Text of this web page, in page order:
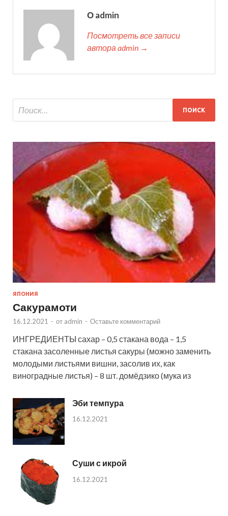
О admin
Посмотреть все записи
автора admin →
ЯПОНИЯ
Сакурамоти
16.12.2021 - от admin - Оставьте комментарий
ИНГРЕДИЕНТЫ сахар – 0,5 стакана вода – 1,5
стакана засоленные листья сакуры (можно заменить
молодыми листьями вишни, засолив их, как
виноградные листья) – 8 шт. домёдзико (мука из
Эби темпура
16.12.2021
Суши с икрой
16.12.2021